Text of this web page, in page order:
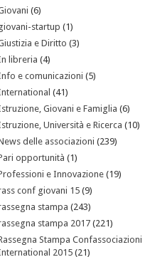
(6)
startup (1)
e Diritto (3)
libreria (4)
e comunicazioni (5)
(41)
Giovani e Famiglia (6)
Università e Ricerca (10)
delle associazioni (239)
opportunità (1)
e Innovazione(19)
conf giovani 15(9)
stampa (243)
stampa 2017(221)
Stampa Confassociazioni
2015(21)